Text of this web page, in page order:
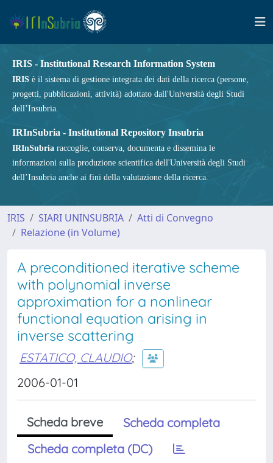
IRIS - Institutional Research Information System
IRIS è il sistema di gestione integrata dei dati della ricerca (persone,
progetti, pubblicazioni, attività) adottato dall'Università degli Studi
dell’Insubria.
IRInSubria - Institutional Repository Insubria
IRInSubria raccoglie, conserva, documenta e dissemina le
informazioni sulla produzione scientifica dell'Università degli Studi
dell’Insubria anche ai fini della valutazione della ricerca.
IRIS SIARI UNINSUBRIA
Atti di Convegno
Relazione (in Volume)
A preconditioned iterative scheme
with polynomial inverse
approximation for a nonlinear
functional equation arising in
inverse scattering
ESTATICO, CLAUDIO;
2006-01-01
Scheda breve
Scheda completa
Scheda completa (DC)